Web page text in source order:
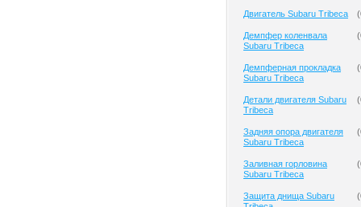
Двигатель Subaru Tribeca (
Демпфер коленвала
Subaru Tribeca
(
Демпферная прокладка
Subaru Tribeca
(
Детали двигателя Subaru
Tribeca
(
Задняя опора двигателя
Subaru Tribeca
(
Заливная горловина
Subaru Tribeca
(
Защита днища Subaru
(